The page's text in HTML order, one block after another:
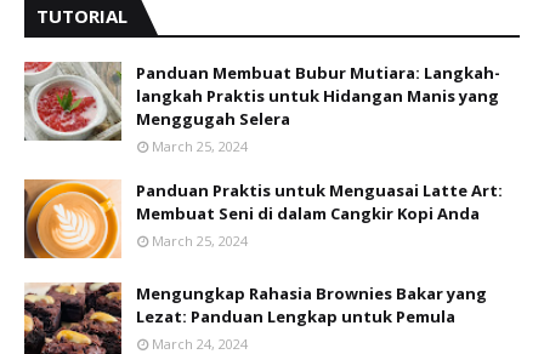
TUTORIAL
Panduan Membuat Bubur Mutiara: Langkah-
langkah Praktis untuk Hidangan Manis yang
Menggugah Selera
March 25, 2024
Panduan Praktis untuk Menguasai Latte Art:
Membuat Seni di dalam Cangkir Kopi Anda
March 25, 2024
Mengungkap Rahasia Brownies Bakar yang
Lezat: Panduan Lengkap untuk Pemula
March 24, 2024